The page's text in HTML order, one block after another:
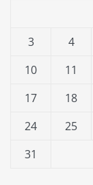
3
4
10
11
17
18
24
25
31